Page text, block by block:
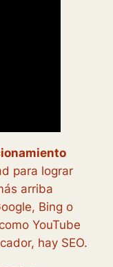
para lograr
arriba
Bing o
YouTube
hay SEO.